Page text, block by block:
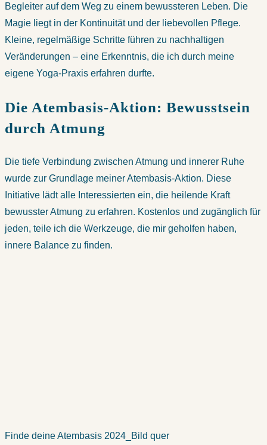
Begleiter auf dem Weg zu einem bewussteren Leben. Die
Magie liegt in der Kontinuität und der liebevollen Pflege.
Kleine, regelmäßige Schritte führen zu nachhaltigen
Veränderungen – eine Erkenntnis, die ich durch meine
eigene Yoga-Praxis erfahren durfte.
Die Atembasis-Aktion: Bewusstsein
durch Atmung
Die tiefe Verbindung zwischen Atmung und innerer Ruhe
wurde zur Grundlage meiner Atembasis-Aktion. Diese
Initiative lädt alle Interessierten ein, die heilende Kraft
bewusster Atmung zu erfahren. Kostenlos und zugänglich für
jeden, teile ich die Werkzeuge, die mir geholfen haben,
innere Balance zu finden.
Finde deine Atembasis 2024_Bild quer